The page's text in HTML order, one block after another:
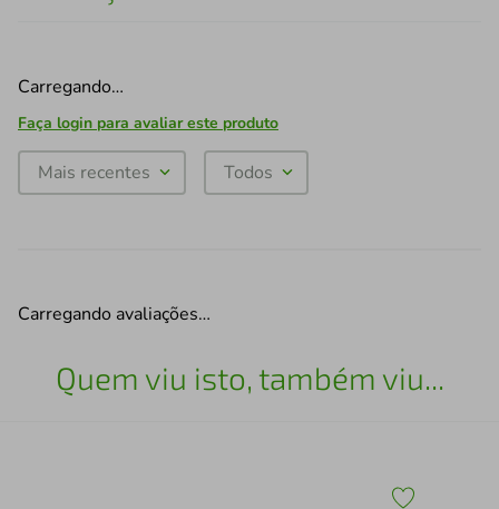
Carregando…
Faça login para avaliar este produto
Mais recentes Todos
Carregando avaliações…
Quem viu isto, também viu...